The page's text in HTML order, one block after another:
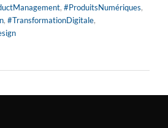
, #ProduitsNumériques,
, #TransformationDigitale,